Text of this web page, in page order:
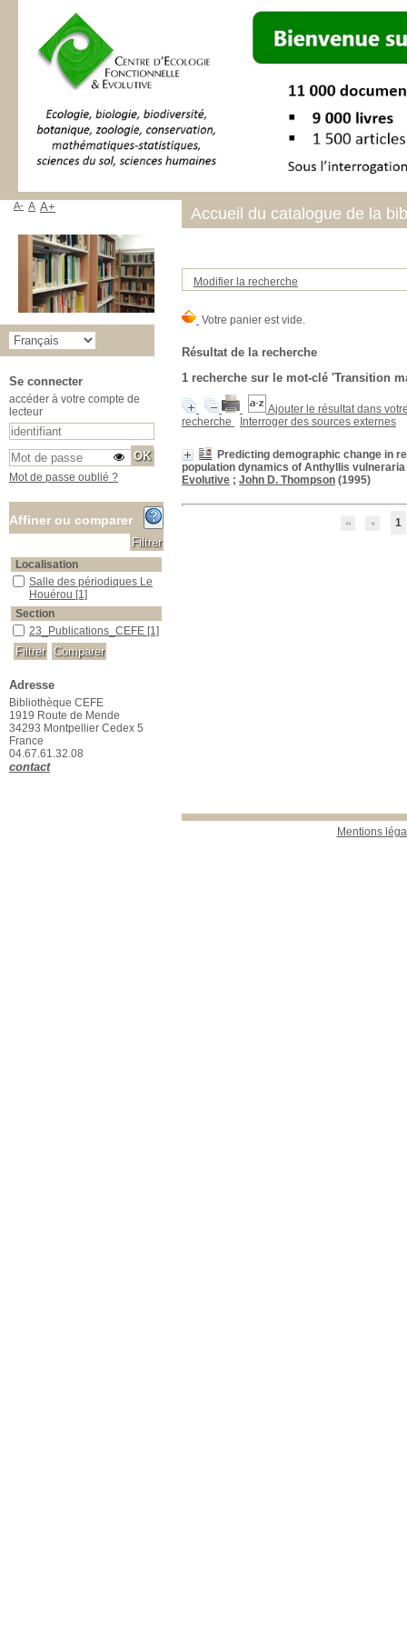
Modifier la recherche
Résultat de la recherche
1 recherche sur le mot-clé 'Transition
Ajouter le résultat dans
recherche
Interroger des sources externes
Predicting demographic change in
population dynamics of Anthyllis vulneraria
Evolutive ; John D. Thompson (1995)
1
Mentions
Accueil du catalogue de la
A- A A+
Se connecter
accéder à votre compte de
lecteur
Mot de passe oublié ?
Affiner ou comparer
Localisation
Salle des périodiques Le Houérou
Salle des périodiques Le
Houérou [1]
Section
23_Publications_CEFE
23_Publications_CEFE [1]
Adresse
Bibliothèque CEFE
1919 Route de Mende
34293 Montpellier Cedex 5
France
04.67.61.32.08
contact